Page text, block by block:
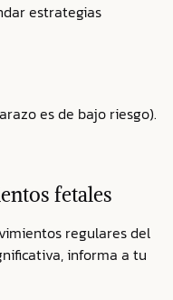
estrategias
es de bajo riesgo).
fetales
regulares del
informa a tu